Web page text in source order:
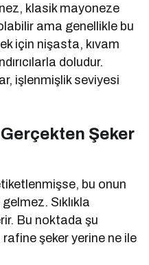
klasik mayoneze
ama genellikle bu
için nişasta, kıvam
doludur.
işlenmişlik seviyesi
Şeker
bu onun
Sıklıkla
Bu noktada şu
rafine şeker yerine ne ile